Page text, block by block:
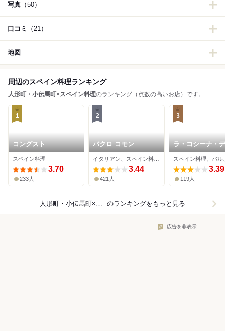
写真 （50）
口コミ （21）
地図
周辺のスペイン料理ランキング
人形町・小伝馬町×スペイン料理のランキング（点数の高いお店）です。
1
コングスト
スペイン料理
3.70
233人
2
バクロ コモン
3.44
421人
3
ラ・コシーナ・
ストン
3.39
119人
人形町・小伝馬町×スペイン料理 のランキングをもっと見る
広告を非表示